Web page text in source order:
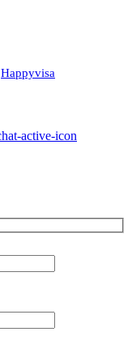
Happyvisa